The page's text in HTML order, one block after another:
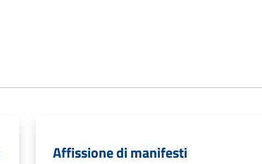
Affissione di manifesti